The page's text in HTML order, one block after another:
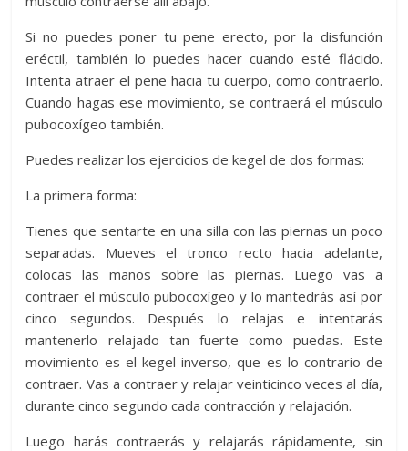
Si no puedes poner tu pene erecto, por la disfunción
eréctil, también lo puedes hacer cuando esté flácido.
Intenta atraer el pene hacia tu cuerpo, como contraerlo.
Cuando hagas ese movimiento, se contraerá el músculo
pubocoxígeo también.
Puedes realizar los ejercicios de kegel de dos formas:
La primera forma:
Tienes que sentarte en una silla con las piernas un poco
separadas. Mueves el tronco recto hacia adelante,
colocas las manos sobre las piernas. Luego vas a
contraer el músculo pubocoxígeo y lo mantedrás así por
cinco segundos. Después lo relajas e intentarás
mantenerlo relajado tan fuerte como puedas. Este
movimiento es el kegel inverso, que es lo contrario de
contraer. Vas a contraer y relajar veinticinco veces al día,
durante cinco segundo cada contracción y relajación.
Luego harás contraerás y relajarás rápidamente, sin